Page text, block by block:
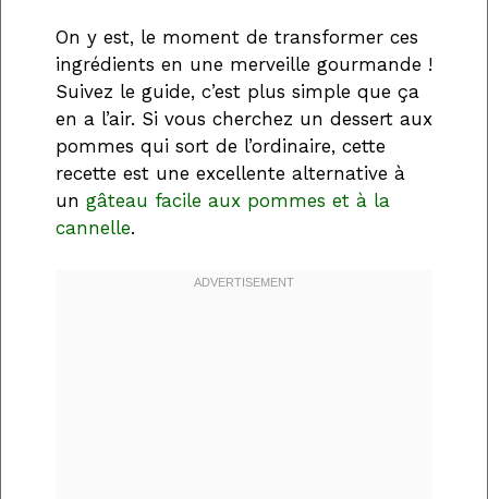
On y est, le moment de transformer ces
ingrédients en une merveille gourmande !
Suivez le guide, c’est plus simple que ça
en a l’air. Si vous cherchez un dessert aux
pommes qui sort de l’ordinaire, cette
recette est une excellente alternative à
un gâteau facile aux pommes et à la
cannelle.